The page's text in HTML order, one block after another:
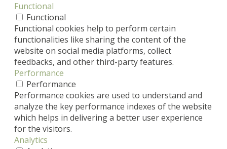
Functional
Functional
Functional cookies help to perform certain
functionalities like sharing the content of the
website on social media platforms, collect
feedbacks, and other third-party features.
Performance
Performance
Performance cookies are used to understand and
analyze the key performance indexes of the website
which helps in delivering a better user experience
for the visitors.
Analytics